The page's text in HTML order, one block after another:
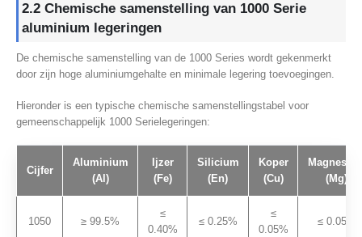
2.2 Chemische samenstelling van 1000 Serie
aluminium legeringen
De chemische samenstelling van de 1000 Series wordt gekenmerkt
door zijn hoge aluminiumgehalte en minimale legering toevoegingen.
Hieronder is een typische chemische samenstellingstabel voor
gemeenschappelijk 1000 Serielegeringen:
Cijfer
Aluminium
(Al)
Ijzer
(Fe)
Silicium
(En)
Koper
(Cu)
(Mg)
1050 ≥ 99.5%
≤
0.40%
≤ 0.25%
≤
0.05%
≤ 0.05%